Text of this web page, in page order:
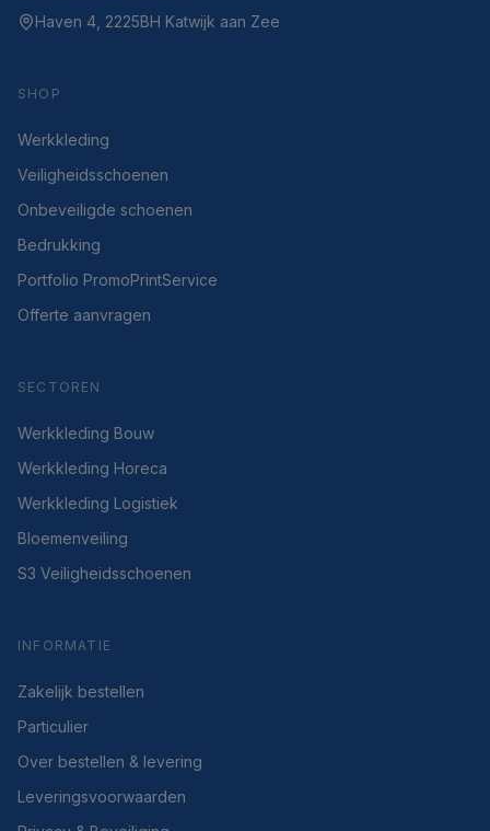
Haven 4, 2225BH Katwijk aan Zee
SHOP
Werkkleding
Veiligheidsschoenen
Onbeveiligde schoenen
Bedrukking
Portfolio PromoPrintService
Offerte aanvragen
SECTOREN
Werkkleding Bouw
Werkkleding Horeca
Werkkleding Logistiek
Bloemenveiling
S3 Veiligheidsschoenen
INFORMATIE
Zakelijk bestellen
Particulier
Over bestellen & levering
Leveringsvoorwaarden